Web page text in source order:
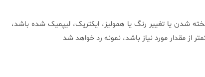
شدن یا تغییر رنگ یا هموليز، ايکتريک، ليپميک شده باشد،
از مقدار مورد نیاز باشد، نمونه رد خواهد شد